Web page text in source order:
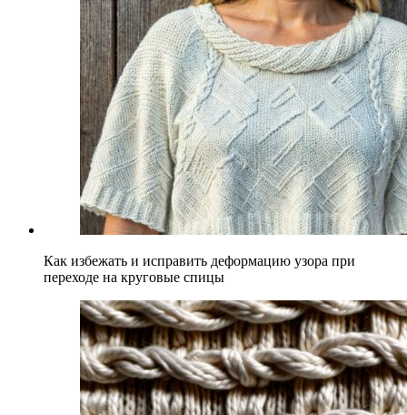
Как избежать и исправить деформацию узора при
переходе на круговые спицы